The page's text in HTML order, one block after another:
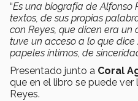
“Es una biografía de Alfonso
textos, de sus propias
con Reyes, que dicen era
tuve un acceso a lo que dice
papeles íntimos, de
Presentado junto a Coral
que en el libro se puede
Reyes.